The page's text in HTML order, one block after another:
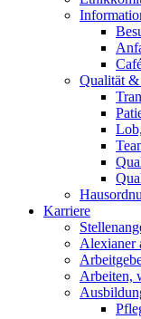
Qualität &
Karriere
Alexianer
Arbeiten,